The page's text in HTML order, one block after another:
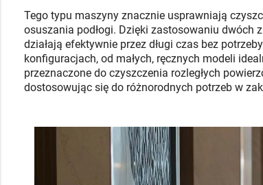
Tego typu maszyny znacznie usprawniają
osuszania podłogi. Dzięki zastosowaniu
działają efektywnie przez długi czas bez
konfiguracjach, od małych, ręcznych modeli
przeznaczone do czyszczenia rozległych
dostosowując się do różnorodnych potrzeb w